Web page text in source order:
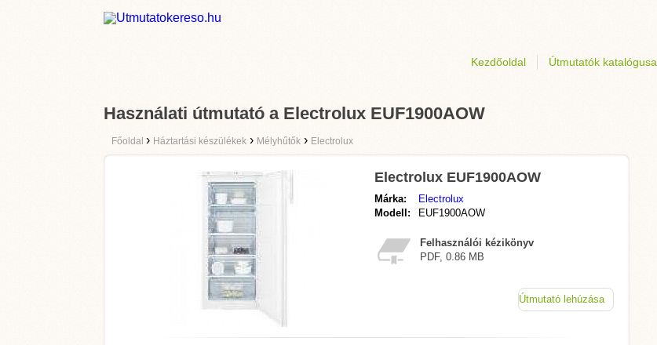
Kezdőoldal Útmutatók katalógusa
Használati útmutató a Electrolux EUF1900AOW
Főoldal › Háztartási készülékek › Mélyhűtők › Electrolux
Electrolux EUF1900AOW
Márka:
Electrolux
Modell:
EUF1900AOW
Felhasználói kézikönyv
PDF, 0.86 MB
Útmutató lehúzása